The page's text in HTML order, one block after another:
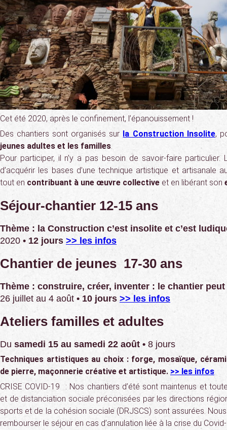
Cet été 2020, après le confinement, l’épanouissement !
Des chantiers sont organisés sur la Construction Insolite,
jeunes adultes et les familles.
Pour participer, il n’y a pas besoin de savoir-faire particulier.
d’acquérir les bases d’une technique artistique et artisanale
tout en contribuant à une œuvre collective et en libérant son
Séjour-chantier 12-15 ans
Thème : la Construction c’est insolite et c’est
2020 • 12 jours >> les infos
Chantier de jeunes 17-30 ans
Thème : construire, créer, inventer : le chantier
26 juillet au 4 août • 10 jours >> les infos
Ateliers familles et adultes
Du samedi 15 au samedi 22 août • 8 jours
Techniques artistiques au choix : forge, mosaïque,
de pierre, maçonnerie créative et artistique. >> les infos
CRISE COVID-19 : Nos chantiers d’été sont maintenus et
et de distanciation sociale préconisées par les directions
sports et de la cohésion sociale (DRJSCS) sont assurées.
rembourser le séjour en cas d’annulation liée à la crise du